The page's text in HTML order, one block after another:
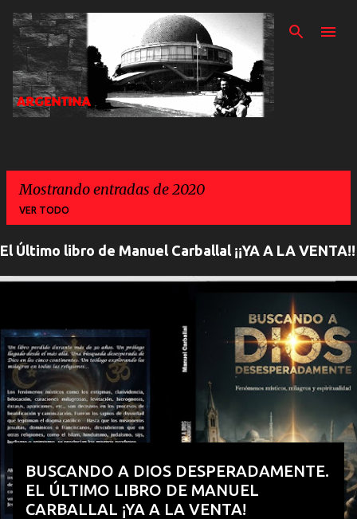
Ir al contenido
Mostrando entradas de 2020
VER TODO
n
r
a
a
s
El Último libro de Manuel Carballal ¡¡YA A LA VENTA!!
BUSCANDO A DIOS DESPERADAMENTE.
EL ÚLTIMO LIBRO DE MANUEL
CARBALLAL ¡YA A LA VENTA!